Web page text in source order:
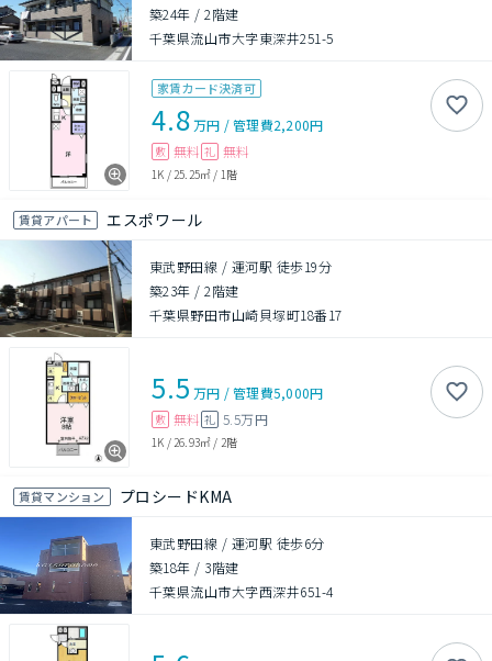
築24年 /2階建
千葉県流山市大字東深井251-5
家賃カード決済可
4.8万円 /管理費2,200円
敷 無料 礼 無料
1K /25.25㎡ / 1階
賃貸アパート エスポワール
東武野田線 / 運河駅 徒歩19分
築23年 /2階建
千葉県野田市山崎貝塚町18番17
5.5 万円 /管理費5,000円
敷 無料 礼 5.5万円
1K / 26.93㎡ / 2階
賃貸マンション プロシードKMA
東武野田線 / 運河駅 徒歩6分
築18年 / 3階建
千葉県流山市大字西深井651-4